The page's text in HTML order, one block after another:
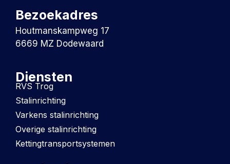
Bezoekadres
Houtmanskampweg 17
6669 MZ Dodewaard
Diensten
RVS Trog
Stalinrichting
Varkens stalinrichting
Overige stalinrichting
Kettingtransportsystemen